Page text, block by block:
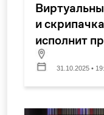
и
исполнит
31.10.2025 •